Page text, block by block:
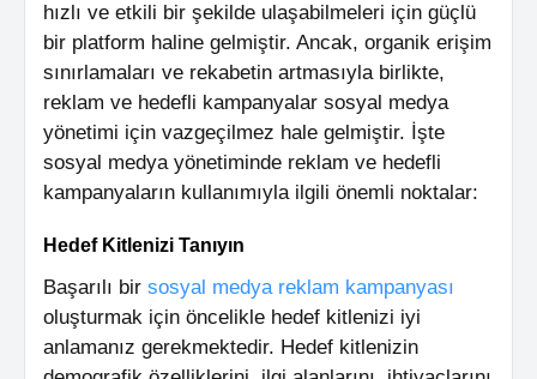
hızlı ve etkili bir şekilde ulaşabilmeleri için güçlü
bir platform haline gelmiştir. Ancak, organik erişim
sınırlamaları ve rekabetin artmasıyla birlikte,
reklam ve hedefli kampanyalar sosyal medya
yönetimi için vazgeçilmez hale gelmiştir. İşte
sosyal medya yönetiminde reklam ve hedefli
kampanyaların kullanımıyla ilgili önemli noktalar:
Hedef Kitlenizi Tanıyın
Başarılı bir sosyal medya reklam kampanyası
oluşturmak için öncelikle hedef kitlenizi iyi
anlamanız gerekmektedir. Hedef kitlenizin